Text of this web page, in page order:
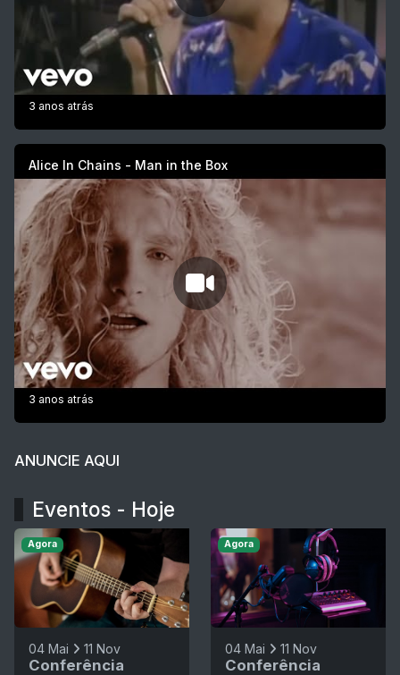
3 anos atrás
Alice In Chains - Man in the Box
3 anos atrás
ANUNCIE AQUI
Eventos - Hoje
04 Mai 11 Nov
Conferência
Agora
04 Mai 11 Nov
Conferência
Agora